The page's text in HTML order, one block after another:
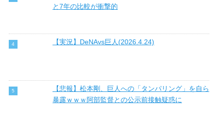
と7年の比較が衝撃的
【実況】DeNAvs巨人(2026.4.24)
【悲報】松本剛、巨人への「タンパリング」を自ら
暴露ｗｗｗ阿部監督との公示前接触疑惑に